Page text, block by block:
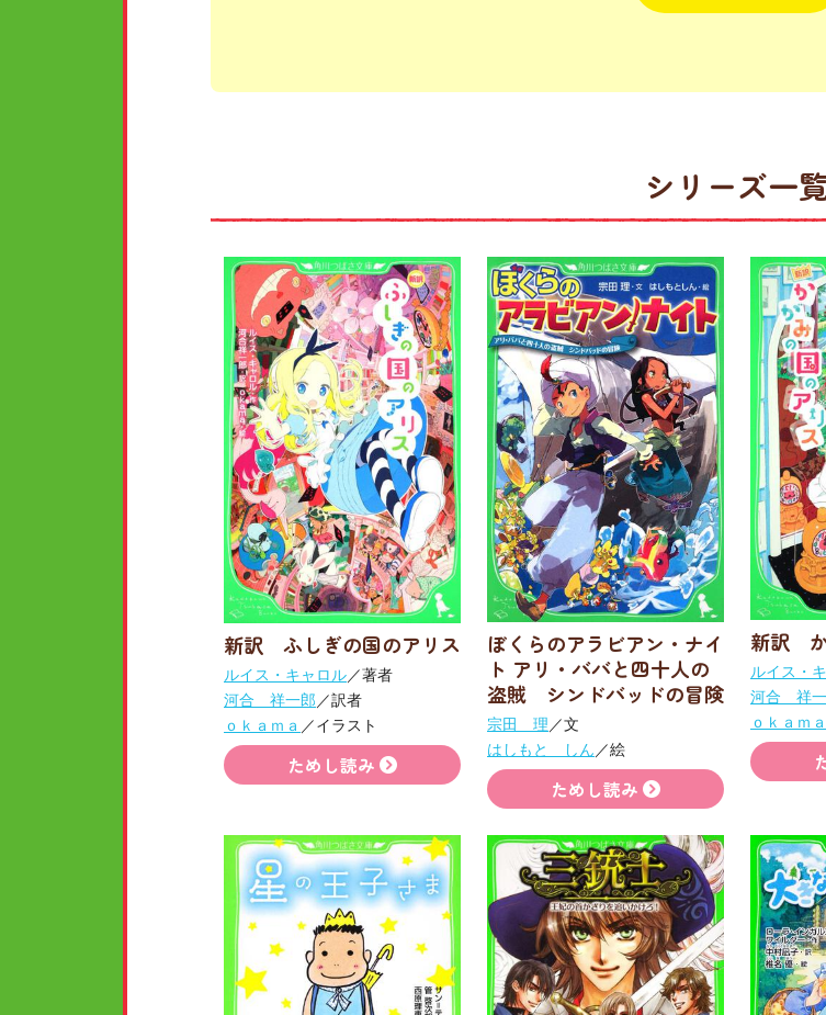
シリーズ一
新訳 ふしぎの国のアリス
ルイス・キャロル／著者
河合 祥一郎 ／訳者
ｏｋａｍａ ／イラスト
ためし読み
ぼくらのアラビアン・ナイ
ト アリ・ババと四十人の
盗賊 シンドバッドの冒険
宗田 理 ／文
はしもと しん ／絵
ためし読み
新訳 か
ルイス・
河合 祥
ｏｋａｍａ